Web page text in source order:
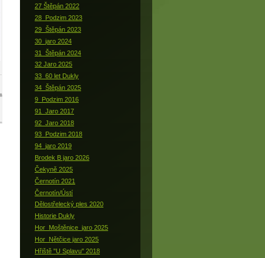
27 Štěpán 2022
28_Podzim 2023
29_Štěpán 2023
30_jaro 2024
31_Štěpán 2024
32 Jaro 2025
33_60 let Dukly
34_Štěpán 2025
9_Podzim 2016
91_Jaro 2017
92_Jaro 2018
93_Podzim 2018
94_jaro 2019
Brodek B jaro 2026
Čekyně 2025
Černotín 2021
Černotín/Ústí
Dělostřelecký ples 2020
Historie Dukly
Hor_Moštěnice_jaro 2025
Hor_Nětčice jaro 2025
Hřiště "U Splavu" 2018